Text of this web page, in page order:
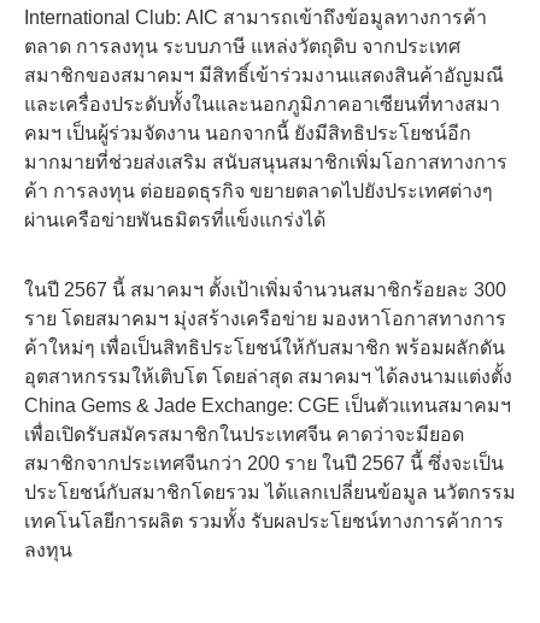
International Club: AIC สามารถเข้าถึงข้อมูลทางการค้า
ตลาด การลงทุน ระบบภาษี แหล่งวัตถุดิบ จากประเทศ
สมาชิกของสมาคมฯ มีสิทธิ์เข้าร่วมงานแสดงสินค้าอัญมณี
และเครื่องประดับทั้งในและนอกภูมิภาคอาเซียนที่ทางสมา
คมฯ เป็นผู้ร่วมจัดงาน นอกจากนี้ ยังมีสิทธิประโยชน์อีก
มากมายที่ช่วยส่งเสริม สนับสนุนสมาชิกเพิ่มโอกาสทางการ
ค้า การลงทุน ต่อยอดธุรกิจ ขยายตลาดไปยังประเทศต่างๆ
ผ่านเครือข่ายพันธมิตรที่แข็งแกร่งได้
ในปี 2567 นี้ สมาคมฯ ตั้งเป้าเพิ่มจำนวนสมาชิกร้อยละ 300
ราย โดยสมาคมฯ มุ่งสร้างเครือข่าย มองหาโอกาสทางการ
ค้าใหม่ๆ เพื่อเป็นสิทธิประโยชน์ให้กับสมาชิก พร้อมผลักดัน
อุตสาหกรรมให้เติบโต โดยล่าสุด สมาคมฯ ได้ลงนามแต่งตั้ง
China Gems & Jade Exchange: CGE เป็นตัวแทนสมาคมฯ
เพื่อเปิดรับสมัครสมาชิกในประเทศจีน คาดว่าจะมียอด
สมาชิกจากประเทศจีนกว่า 200 ราย ในปี 2567 นี้ ซึ่งจะเป็น
ประโยชน์กับสมาชิกโดยรวม ได้แลกเปลี่ยนข้อมูล นวัตกรรม
เทคโนโลยีการผลิต รวมทั้ง รับผลประโยชน์ทางการค้าการ
ลงทุน